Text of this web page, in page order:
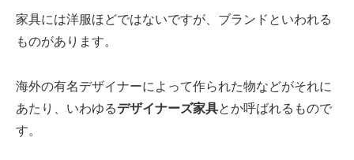
家具には洋服ほどではないですが、ブランドといわれる
ものがあります。
海外の有名デザイナーによって作られた物などがそれに
あたり、いわゆるデザイナーズ家具とか呼ばれるもので
す。